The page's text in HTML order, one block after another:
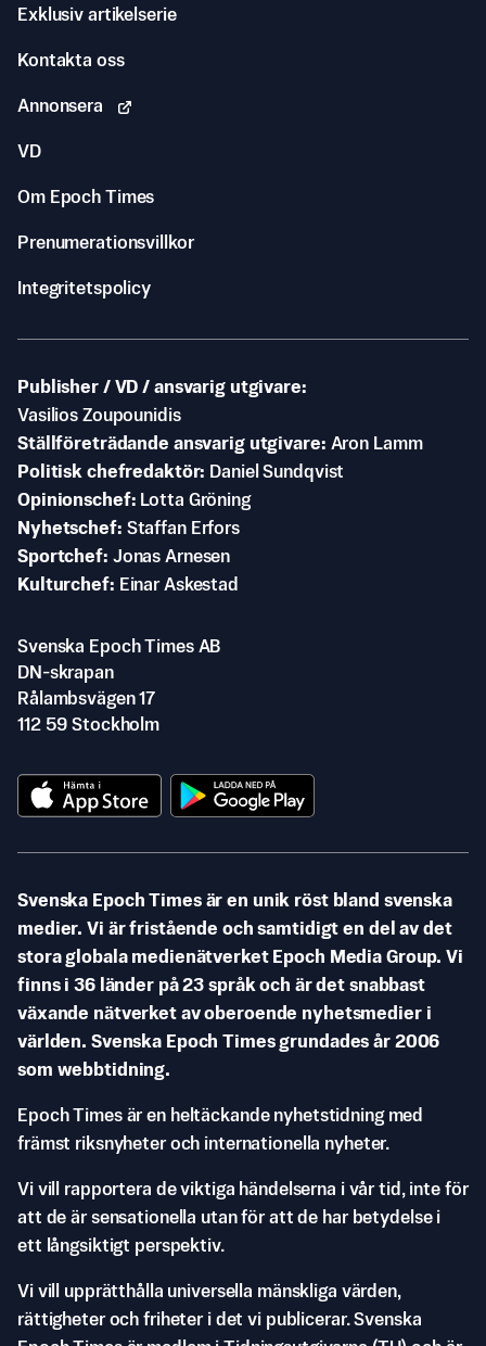
Exklusiv artikelserie
Kontakta oss
Annonsera
VD
Om Epoch Times
Prenumerationsvillkor
Integritetspolicy
Publisher / VD / ansvarig utgivare
Vasilios Zoupounidis
Ställföreträdande ansvarig utgivare Aron Lamm
Politisk chefredaktör
Daniel Sundqvist
Opinionschef
Lotta Gröning
Nyhetschef Staffan Erfors
Sportchef Jonas Arnesen
Kulturchef
Einar Askestad
Svenska Epoch Times AB
DN-skrapan
Rålambsvägen 17
112 59 Stockholm
Svenska Epoch Times är en unik röst bland svenska
medier. Vi är fristående och samtidigt en del av det
stora globala medienätverket Epoch Media Group. Vi
finns i 36 länder på 23 språk och är det snabbast
växande nätverket av oberoende nyhetsmedier i
världen. Svenska Epoch Times grundades år 2006
som webbtidning.
Epoch Times är en heltäckande nyhetstidning med
främst riksnyheter och internationella nyheter.
Vi vill rapportera de viktiga händelserna i vår tid, inte för
att de är sensationella utan för att de har betydelse i
ett långsiktigt perspektiv.
Vi vill upprätthålla universella mänskliga värden,
rättigheter och friheter i det vi publicerar. Svenska